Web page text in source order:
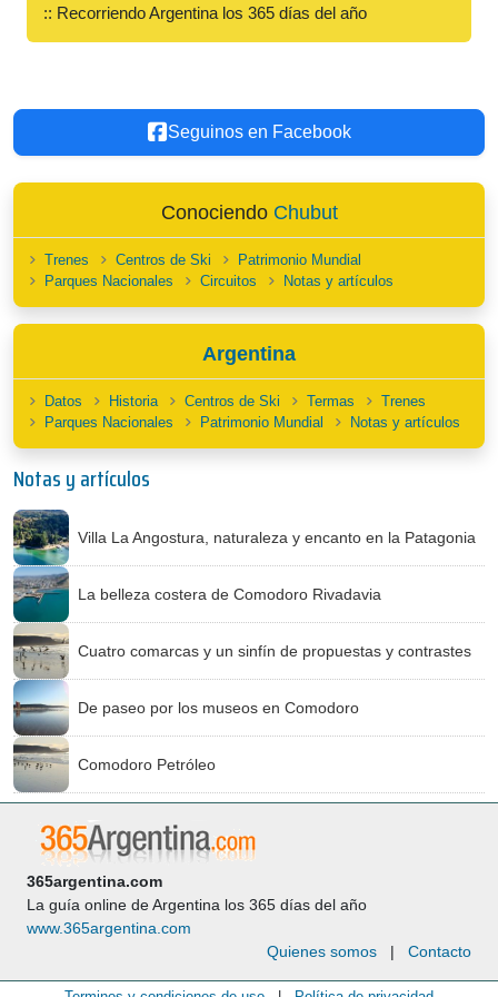
:: Recorriendo Argentina los 365 días del año
Seguinos en Facebook
Conociendo Chubut
Trenes Centros de Ski
Patrimonio Mundial
Parques Nacionales
Circuitos Notas y artículos
Argentina
Datos Historia Centros de Ski Termas
Trenes
Parques Nacionales
Patrimonio Mundial Notas y artículos
Notas y artículos
Villa La Angostura, naturaleza y encanto en la Patagonia
La belleza costera de Comodoro Rivadavia
Cuatro comarcas y un sinfín de propuestas y contrastes
De paseo por los museos en Comodoro
Comodoro Petróleo
365argentina.com
La guía online de Argentina los 365 días del año
www.365argentina.com
Quienes somos | Contacto